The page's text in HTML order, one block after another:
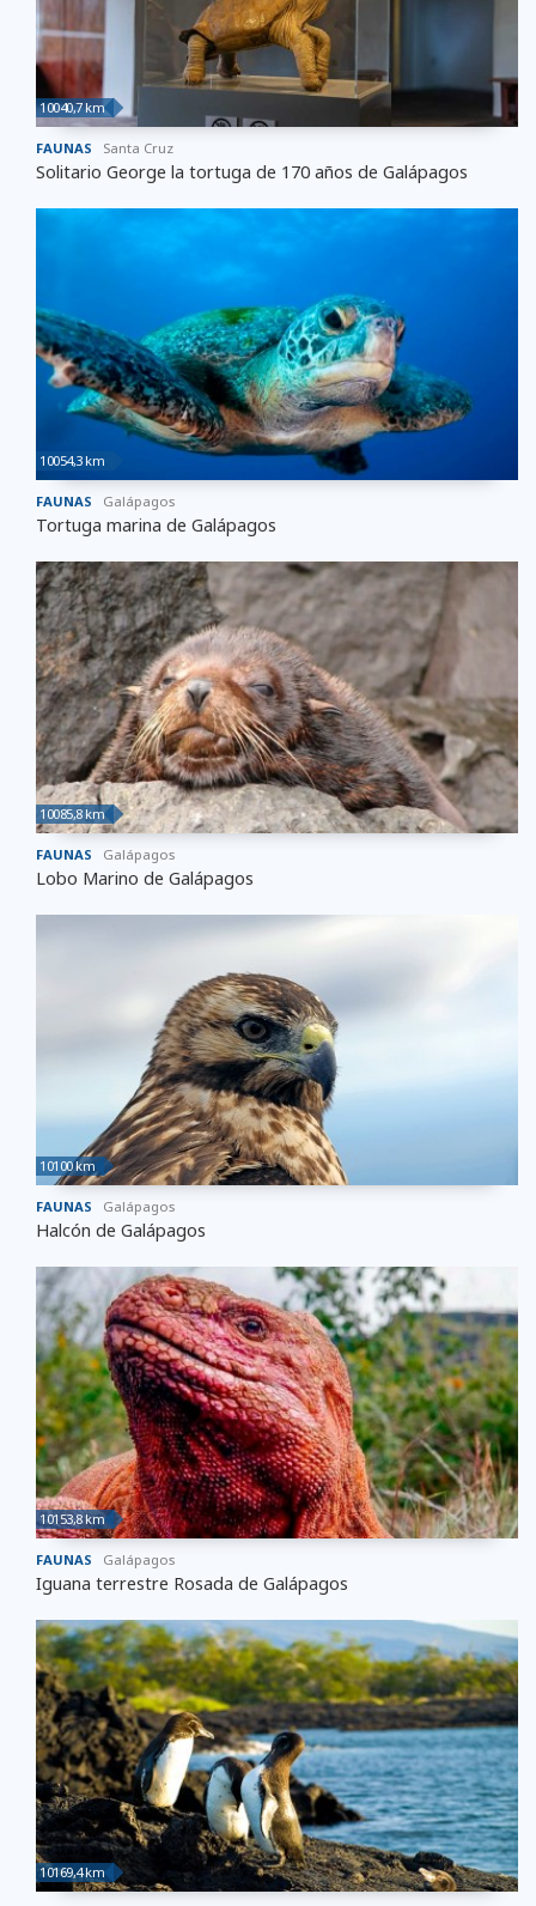
10040,7 km
FAUNAS Santa Cruz
Solitario George la tortuga de 170 años de Galápagos
10054,3 km
FAUNAS Galápagos
Tortuga marina de Galápagos
10085,8 km
FAUNAS Galápagos
Lobo Marino de Galápagos
10100 km
FAUNAS Galápagos
Halcón de Galápagos
10153,8 km
FAUNAS Galápagos
Iguana terrestre Rosada de Galápagos
10169,4 km